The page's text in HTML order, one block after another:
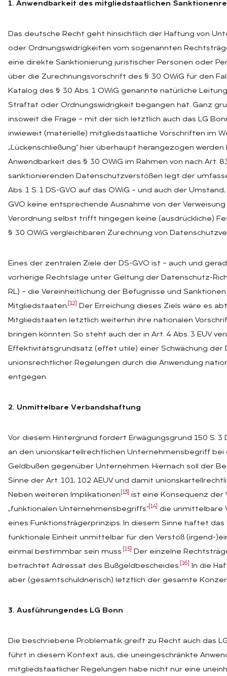
1. Anwendbarkeit des mitgliedstaatlichen
Das deutsche Recht geht hinsichtlich der Haftung von
oder Ordnungswidrigkeiten vom sogenannten
eine direkte Sanktionierung juristischer Personen oder
über die Zurechnungsvorschrift des § 30 OWiG für den
Katalog des § 30 Abs. 1 OWiG genannte natürliche
Straftat oder Ordnungswidrigkeit begangen hat. Ganz
insoweit die Frage – mit der sich letztlich auch das LG
inwieweit (materielle) mitgliedstaatliche Vorschriften im
„Lückenschließung“ hier überhaupt herangezogen werden
Anwendbarkeit des § 30 OWiG im Rahmen von nach Art.
sanktionierenden Datenschutzverstößen legt der
Abs. 1 S. 1 DS-GVO auf das OWiG – und auch der
GVO keine entsprechende Ausnahme von der Verweisung
Verordnung selbst trifft hingegen keine (ausdrückliche)
§ 30 OWiG vergleichbaren Zurechnung von
Eines der zentralen Ziele der DS-GVO ist – auch und
vorherige Rechtslage unter Geltung der Datenschutz-
RL) – die Vereinheitlichung der Befugnisse und
Mitgliedstaaten. [12]
Der Erreichung dieses Ziels wäre es
Mitgliedstaaten letztlich weiterhin ihre nationalen
bringen könnten. So steht auch der in Art. 4 Abs. 3 EUV
Effektivitätsgrundsatz (effet utile) einer Schwächung der
unionsrechtlicher Regelungen durch die Anwendung
entgegen.
2. Unmittelbare Verbandshaftung
Vor diesem Hintergrund fordert Erwägungsgrund 150 S. 3
an den unionskartellrechtlichen Unternehmensbegriff bei
Geldbußen gegenüber Unternehmen. Hiernach soll der
Sinne der Art. 101, 102 AEUV und damit
Neben weiteren Implikationen [13]
ist eine Konsequenz der
„funktionalen Unternehmensbegriffs“ [14]
die unmittelbare
eines Funktionsträgerprinzips. In diesem Sinne haftet
funktionale Einheit unmittelbar für den Verstoß (irgend-
einmal bestimmbar sein muss. [15]
Der einzelne
betrachtet Adressat des Bußgeldbescheides. [16]
In die
aber (gesamtschuldnerisch) letztlich der gesamte
3. Ausführungendes LG Bonn
Die beschriebene Problematik greift zu Recht auch das
führt in diesem Kontext aus, die uneingeschränkte
mitgliedstaatlicher Regelungen habe nicht nur eine